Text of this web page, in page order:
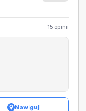
15 opinii
Nawiguj